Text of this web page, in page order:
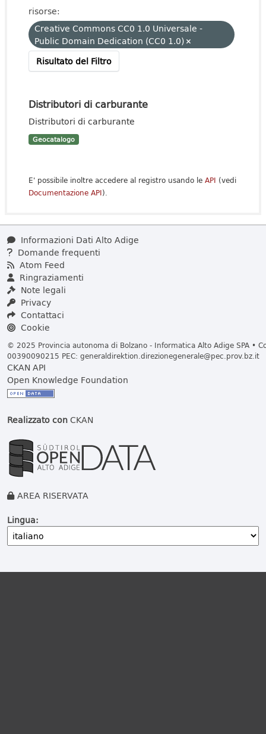
risorse:
Creative Commons CC0 1.0 Universale -
Public Domain Dedication (CC0 1.0)
Risultato del Filtro
Distributori di carburante
Distributori di carburante
Geocatalogo
E' possibile inoltre accedere al registro usando le API (vedi
Documentazione API).
Informazioni Dati Alto Adige
Domande frequenti
Atom Feed
Ringraziamenti
Note legali
Privacy
Contattaci
Cookie
© 2025 Provincia autonoma di Bolzano - Informatica Alto Adige SPA •
00390090215 PEC: generaldirektion.direzionegenerale@pec.prov.bz.it
CKAN API
Open Knowledge Foundation
Realizzato conCKAN
AREA RISERVATA
Lingua